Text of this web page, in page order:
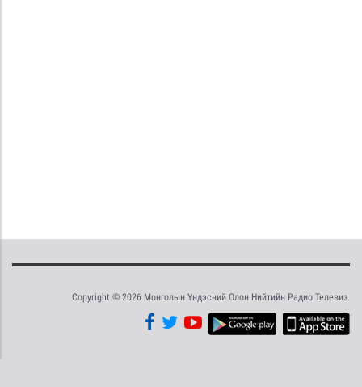
Copyright © 2026 Монголын Үндэсний Олон Нийтийн Радио Телевиз.